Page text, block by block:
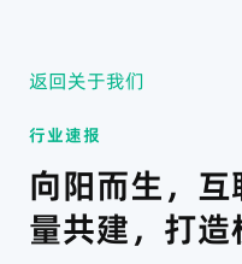
返回关于我们
行业速报
向阳而生，
量共建，打